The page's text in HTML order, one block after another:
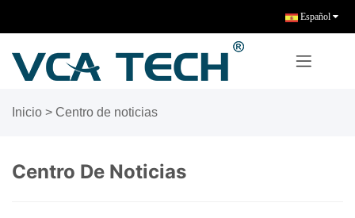
Español
Inicio > Centro de noticias
Centro De Noticias